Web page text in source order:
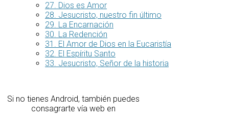
27. Dios es Amor
28. Jesucristo, nuestro fin último
29. La Encarnación
30. La Redención
31. El Amor de Dios en la Eucaristía
32. El Espíritu Santo
33. Jesucristo, Señor de la historia
Si no tienes Android, también puedes
consagrarte vía web en